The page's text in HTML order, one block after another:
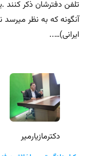
تلفن دفترشان ذکر
آنگونه که به نظر میرسد
ایرانی)…..
دکترمازیارمیر